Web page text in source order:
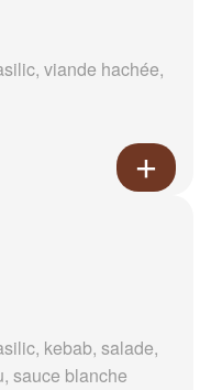
viande hachée,
kebab, salade,
sauce blanche